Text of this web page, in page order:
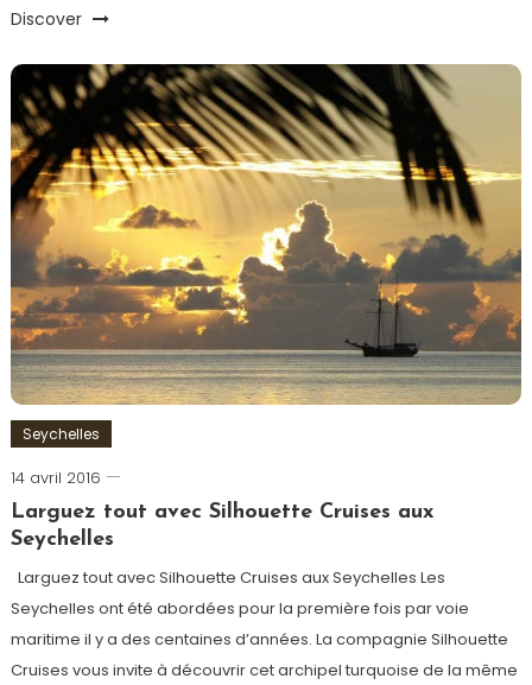
Discover
Seychelles
14 avril 2016
admin
Larguez tout avec Silhouette Cruises aux
Seychelles
Larguez tout avec Silhouette Cruises aux Seychelles Les
Seychelles ont été abordées pour la première fois par voie
maritime il y a des centaines d’années. La compagnie Silhouette
Cruises vous invite à découvrir cet archipel turquoise de la même